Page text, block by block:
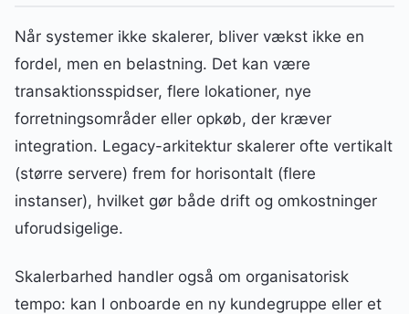
Når systemer ikke skalerer, bliver vækst ikke en
fordel, men en belastning. Det kan være
transaktionsspidser, flere lokationer, nye
forretningsområder eller opkøb, der kræver
integration. Legacy-arkitektur skalerer ofte vertikalt
(større servere) frem for horisontalt (flere
instanser), hvilket gør både drift og omkostninger
uforudsigelige.
Skalerbarhed handler også om organisatorisk
tempo: kan I onboarde en ny kundegruppe eller et